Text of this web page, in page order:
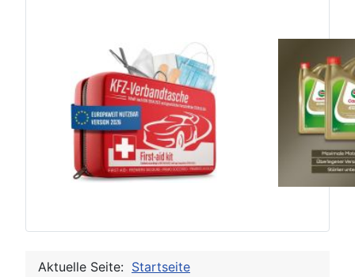
Aktuelle Seite: Startseite